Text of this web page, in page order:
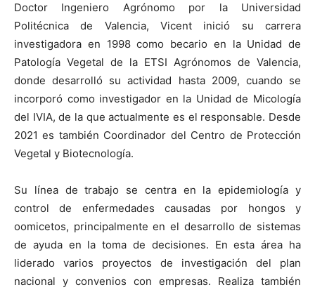
Doctor Ingeniero Agrónomo por la Universidad
Politécnica de Valencia, Vicent inició su carrera
investigadora en 1998 como becario en la Unidad de
Patología Vegetal de la ETSI Agrónomos de Valencia,
donde desarrolló su actividad hasta 2009, cuando se
incorporó como investigador en la Unidad de Micología
del IVIA, de la que actualmente es el responsable. Desde
2021 es también Coordinador del Centro de Protección
Vegetal y Biotecnología.
Su línea de trabajo se centra en la epidemiología y
control de enfermedades causadas por hongos y
oomicetos, principalmente en el desarrollo de sistemas
de ayuda en la toma de decisiones. En esta área ha
liderado varios proyectos de investigación del plan
nacional y convenios con empresas. Realiza también